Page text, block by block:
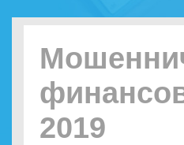
2019